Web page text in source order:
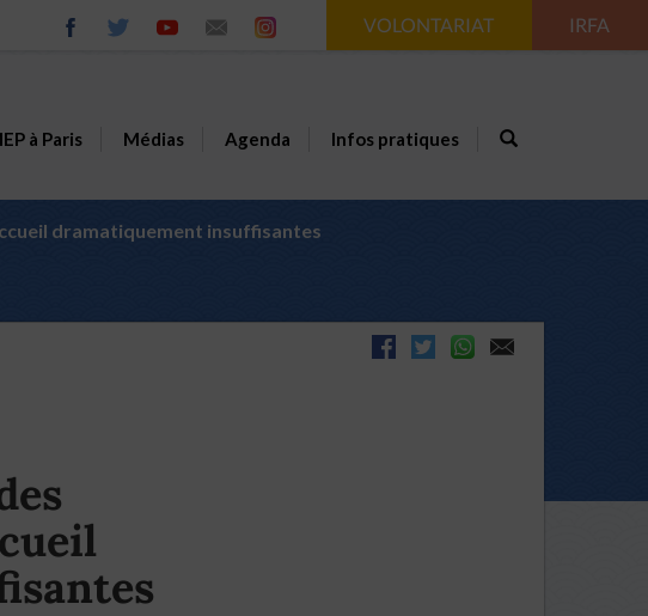
VOLONTARIAT IRFA
à Paris Médias Agenda Infos pratiques
dramatiquement insuffisantes